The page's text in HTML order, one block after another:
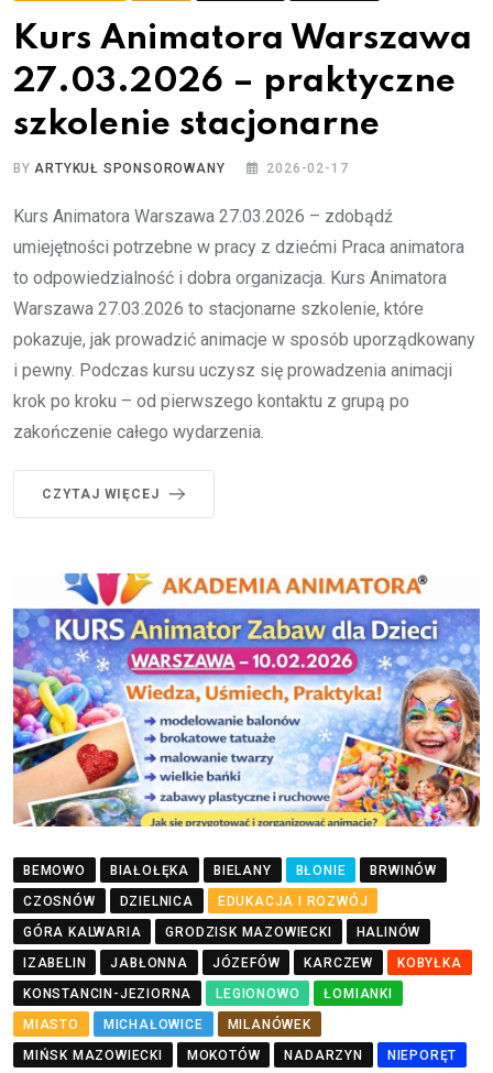
Kurs Animatora Warszawa
27.03.2026 – praktyczne
szkolenie stacjonarne
BYARTYKUŁ SPONSOROWANY 2026-02-17
Kurs Animatora Warszawa 27.03.2026 – zdobądź
umiejętności potrzebne w pracy z dziećmi Praca animatora
to odpowiedzialność i dobra organizacja. Kurs Animatora
Warszawa 27.03.2026 to stacjonarne szkolenie, które
pokazuje, jak prowadzić animacje w sposób uporządkowany
i pewny. Podczas kursu uczysz się prowadzenia animacji
krok po kroku – od pierwszego kontaktu z grupą po
zakończenie całego wydarzenia.
CZYTAJ WIĘCEJ
BEMOWO BIAŁOŁĘKA BIELANY BŁONIE
BRWINÓW
CZOSNÓW
DZIELNICA
EDUKACJA I ROZWÓJ
GÓRA KALWARIA
GRODZISK MAZOWIECKI
HALINÓW
IZABELIN
JABŁONNA JÓZEFÓW KARCZEW
KOBYŁKA
KONSTANCIN-JEZIORNA
LEGIONOWO
ŁOMIANKI
MIASTO
MICHAŁOWICE
MILANÓWEK
MIŃSK MAZOWIECKI
MOKOTÓW NADARZYN NIEPORĘT